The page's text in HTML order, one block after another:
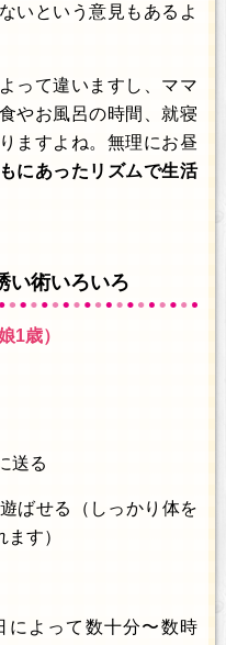
いという意見もあるよ
って違いますし、ママ
やお風呂の時間、就寝
ますよね。無理にお昼
にあったリズムで生活
い術いろいろ
1歳）
送る
ばせる（しっかり体を
す）
によって数十分〜数時